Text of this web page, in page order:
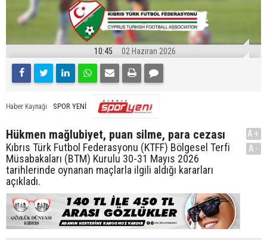
10:45 02 Haziran 2026
Haber Kaynağı SPOR YENİ
Hükmen mağlubiyet, puan silme, para cezası
Kıbrıs Türk Futbol Federasyonu (KTFF) Bölgesel Terfi
Müsabakaları (BTM) Kurulu 30-31 Mayıs 2026
tarihlerinde oynanan maçlarla ilgili aldığı kararları
açıkladı.
A+
A-